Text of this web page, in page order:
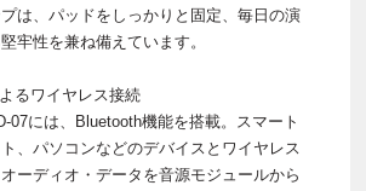
は、パッドをしっかりと固定、毎日の演
牢性を兼ね備えています。
るワイヤレス接続
07には、Bluetooth機能を搭載。スマート
、パソコンなどのデバイスとワイヤレス
ーディオ・データを音源モジュールから